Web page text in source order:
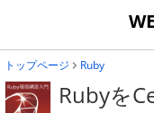
トップページ Ruby
Rubyを